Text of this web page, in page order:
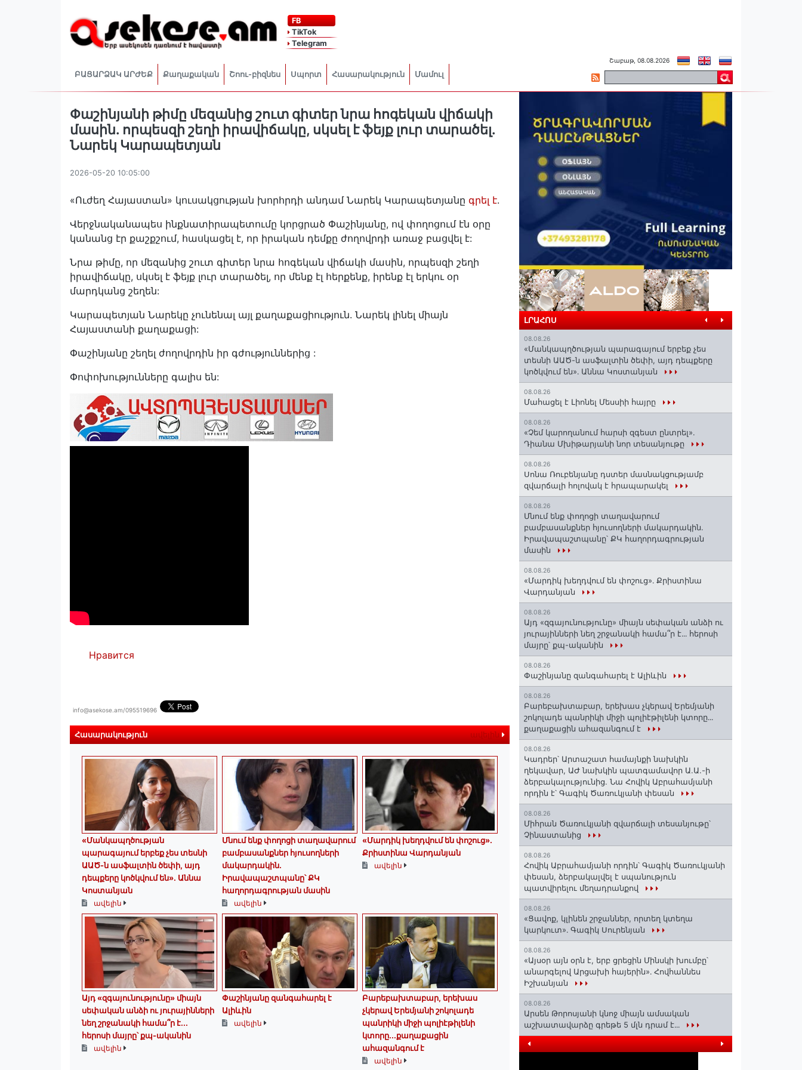
FB
TikTok
Telegram
ԲԱՑԱՐՁԱԿ ԱՐԺԵՔ Քաղաքական Շոու-բիզնես Սպորտ Հասարակություն Մամուլ
Շաբաթ, 08.08.2026
Փաշինյանի թիմը մեզանից շուտ գիտեր նրա հոգեկան վիճակի
մասին. որպեսզի շեղի իրավիճակը, սկսել է ֆեյք լուր տարածել.
Նարեկ Կարապետյան
2026-05-20 10:05:00
«Ուժեղ Հայաստան» կուսակցության խորհրդի անդամ Նարեկ Կարապետյանը գրել է.
Վերջնականապես ինքնատիրապետումը կորցրած Փաշինյանը, ով փողոցում էն օրը
կանանց էր քաշքշում, հասկացել է, որ իրական դեմքը ժողովրդի առաջ բացվել է:
Նրա թիմը, որ մեզանից շուտ գիտեր նրա հոգեկան վիճակի մասին, որպեսզի շեղի
իրավիճակը, սկսել է ֆեյք լուր տարածել, որ մենք էլ հերքենք, իրենք էլ երկու օր
մարդկանց շեղեն:
Կարապետյան Նարեկը չունենալ այլ քաղաքացիություն. Նարեկ լինել միայն
Հայաստանի քաղաքացի:
Փաշինյանը շեղել ժողովրդին իր գժություններից :
Փոփոխությունները գալիս են:
Нравится
info@asekose.am/095519696
Հասարակություն ավելին
«Մանկապղծության
պարագայում երբեք չես տեսնի
ԱԱԾ-ն ասֆալտին ծեփի, այդ
դեպքերը կոծկվում են»․ Աննա
Կոստանյան
ավելին
Մնում ենք փողոցի տաղավարում
բամբասանքներ հյուսողների
մակարդակին․
Իրավապաշտպանը՝ ՔԿ
հաղորդագրության մասին
ավելին
«Մարդիկ խեղդվում են փոշուց»․
Քրիստինա Վարդանյան
ավելին
Այդ «զգայունությունը» միայն
սեփական անձի ու յուրայինների
նեղ շրջանակի համա՞ր է․․․
հերոսի մայրը՝ քպ-ականին
ավելին
Փաշինյանը զանգահարել է
Ալիևին
ավելին
Բարեբախտաբար, երեխաս
չկերավ Երեմյանի շոկոլադե
պանրիկի միջի պոլիէթիլենի
կտորը․․․քաղաքացին
ահազանգում է
ավելին
ԼՐԱՀՈՍ
08.08.26
«Մանկապղծության պարագայում երբեք չես
տեսնի ԱԱԾ-ն ասֆալտին ծեփի, այդ դեպքերը
կոծկվում են»․ Աննա Կոստանյան
08.08.26
Մահացել է Լիոնել Մեսսիի հայրը
08.08.26
«Չեմ կարողանում հարսի զգեստ ընտրել».
Դիանա Մխիթարյանի նոր տեսանյութը
08.08.26
Սոնա Ռուբենյանը դստեր մասնակցությամբ
զվարճալի հոլովակ է հրապարակել
08.08.26
Մնում ենք փողոցի տաղավարում
բամբասանքներ հյուսողների մակարդակին․
Իրավապաշտպանը՝ ՔԿ հաղորդագրության
մասին
08.08.26
«Մարդիկ խեղդվում են փոշուց»․ Քրիստինա
Վարդանյան
08.08.26
Այդ «զգայունությունը» միայն սեփական անձի ու
յուրայինների նեղ շրջանակի համա՞ր է․․․ հերոսի
մայրը՝ քպ-ականին
08.08.26
Փաշինյանը զանգահարել է Ալիևին
08.08.26
Բարեբախտաբար, երեխաս չկերավ Երեմյանի
շոկոլադե պանրիկի միջի պոլիէթիլենի կտորը․․․
քաղաքացին ահազանգում է
08.08.26
Կադրեր՝ Արտաշատ համայնքի նախկին
ղեկավար, ԱԺ նախկին պատգամավոր Ա.Ա.-ի
ձերբակալությունից. Նա Հովիկ Աբրահամյանի
որդին է՝ Գագիկ Ծառուկյանի փեսան
08.08.26
Միհրան Ծառուկյանի զվարճալի տեսանյութը՝
Չինաստանից
08.08.26
Հովիկ Աբրահամյանի որդին՝ Գագիկ Ծառուկյանի
փեսան, ձերբակալվել է սպանություն
պատվիրելու մեղադրանքով
08.08.26
«Ցավոք, կլինեն շրջաններ, որտեղ կտեղա
կարկուտ»․ Գագիկ Սուրենյան
08.08.26
«Այսօր այն օրն է, երբ ցրեցին Մինսկի խումբը՝
անարգելով Արցախի հայերին»․ Հովհաննես
Իշխանյան
08.08.26
Արսեն Թորոսյանի կնոջ միայն ամսական
աշխատավարձը գրեթե 5 մլն դրամ է․․․